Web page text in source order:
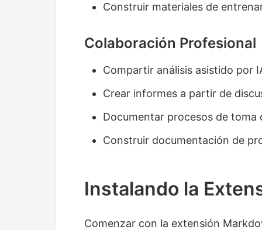
Construir materiales de
Colaboración Profesional
Compartir análisis asistido por
Crear informes a partir de
Documentar procesos de toma
Construir documentación de
Instalando la
Comenzar con la extensión